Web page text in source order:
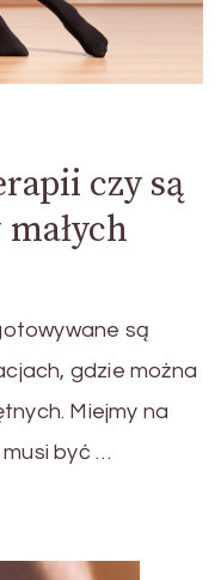
czy są
są
gdzie można
Miejmy na
musi być …